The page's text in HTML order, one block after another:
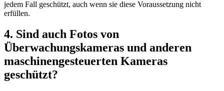
jedem Fall geschützt, auch wenn sie diese Voraussetzung nicht
erfüllen.
4. Sind auch Fotos von
Überwachungskameras und anderen
maschinengesteuerten Kameras
geschützt?